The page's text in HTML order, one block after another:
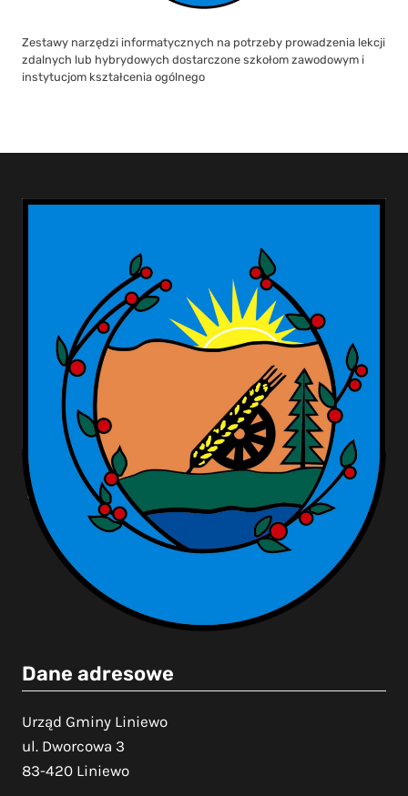
Zestawy narzędzi informatycznych na potrzeby prowadzenia lekcji
zdalnych lub hybrydowych dostarczone szkołom zawodowym i
instytucjom kształcenia ogólnego
Dane adresowe
Urząd Gminy Liniewo
ul. Dworcowa 3
83-420 Liniewo